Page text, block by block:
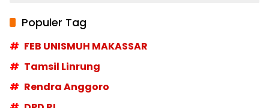
Populer Tag
FEB UNISMUH MAKASSAR
Tamsil Linrung
Rendra Anggoro